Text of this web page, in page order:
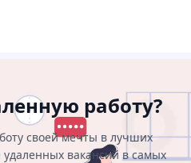
работу?
своей мечты в лучших
вакансий в самых